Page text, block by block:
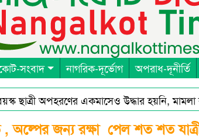
সংবাদ নাগরিক-দূর্ভোগ অপরাধ-দূনীর্তি
ছাত্রী অপহরণের একমাসেও উদ্ধার হয়নি, মামলা
রেসিলিয়েন্স ইন বাংলাদেশ (পার্টনার) এর
, অল্পের জন্য রক্ষা পেল শত শত